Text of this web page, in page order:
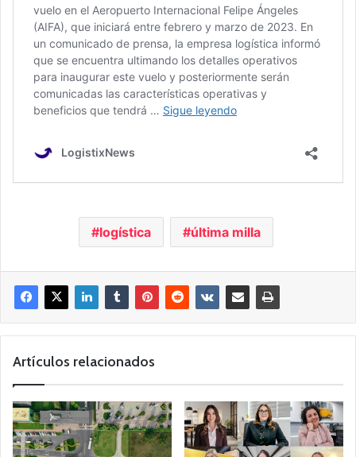
logística última milla
Artículos relacionados